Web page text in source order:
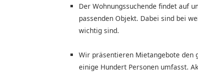
Der Wohnungssuchende findet auf
passenden Objekt. Dabei sind bei
wichtig sind.
Wir präsentieren Mietangebote den
einige Hundert Personen umfasst.